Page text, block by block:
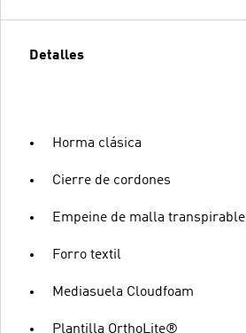
Detalles
Horma clásica
Cierre de cordones
Empeine de malla transpirable
Forro textil
Mediasuela Cloudfoam
Plantilla OrthoLite®